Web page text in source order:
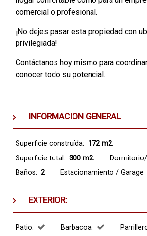
comercial o profesional.
¡No dejes pasar esta propiedad con
privilegiada!
Contáctanos hoy mismo para
conocer todo su potencial.
INFORMACION GENERAL
Superficie construída: 172 m2.
Superficie total: 300 m2.
Baños: 2 Estacionamiento / Garage
EXTERIOR:
Patio: Barbacoa: